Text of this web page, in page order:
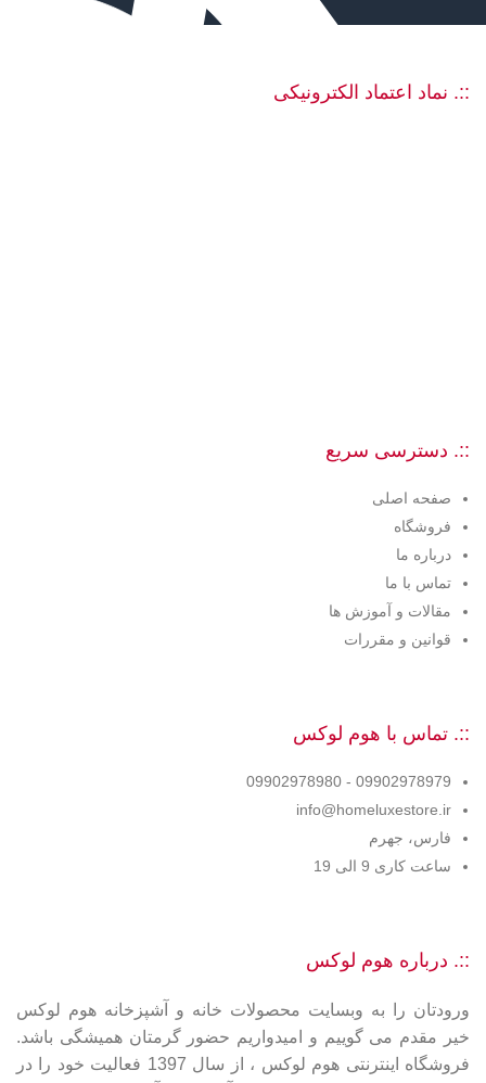
::. نماد اعتماد الکترونیکی
::. دسترسی سریع
صفحه اصلی
فروشگاه
درباره ما
تماس با ما
مقالات و آموزش ها
قوانین و مقررات
::. تماس با هوم لوکس
09902978979 - 09902978980
info@homeluxestore.ir
فارس، جهرم
ساعت کاری 9 الی 19
::. درباره هوم لوکس
ورودتان را به وبسایت محصولات خانه و آشپزخانه هوم لوکس
خیر مقدم می گوییم و امیدواریم حضور گرمتان همیشگی باشد.
فروشگاه اینترنتی هوم لوکس ، از سال 1397 فعالیت خود را در